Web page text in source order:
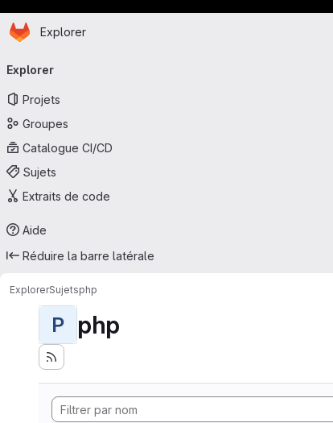
Passer au contenu principal
Page d'accueil
Explorer
principale
Explorer
Projets
Groupes
Catalogue CI/CD
Sujets
Extraits de code
Aide
Réduire la barre latérale
ExplorerSujetsphp
P php